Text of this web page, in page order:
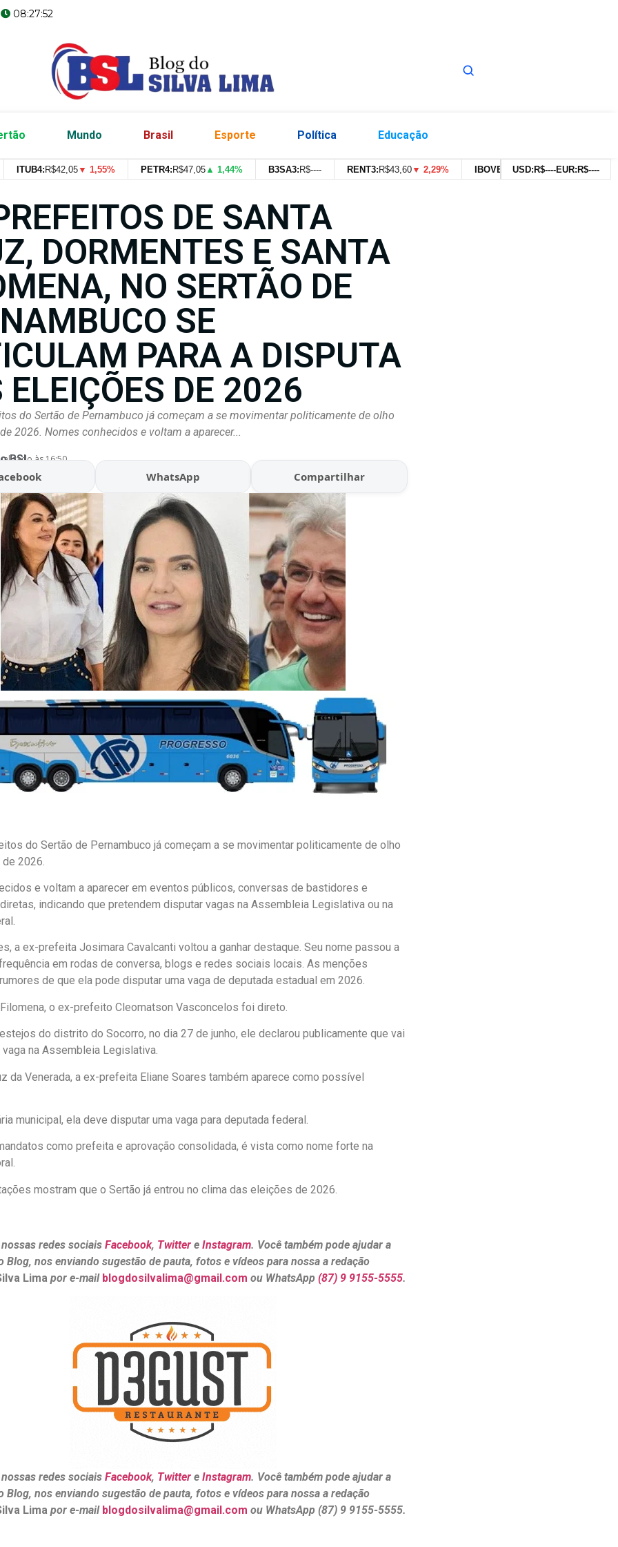
08:27:53
Mundo Brasil Esporte Política Educação
ITUB4:R$42,05▼ 1,55% PETR4:R$47,05▲ 1,44% B3SA3:R$---- RENT3:R$43,60▼ 2,29% IBOVESPA: 179.639,91pts▼ 0,43%
USD:R$----EUR:R$----
DE SANTA
DORMENTES E SANTA
NO SERTÃO DE
SE
PARA A DISPUTA
ELEIÇÕES DE 2026
do Sertão de Pernambuco já começam a se movimentar politicamente de olho
2026. Nomes conhecidos e voltam a aparecer...
BSL às 16:50
WhatsApp Compartilhar
do Sertão de Pernambuco já começam a se movimentar politicamente de olho
2026.
e voltam a aparecer em eventos públicos, conversas de bastidores e
indicando que pretendem disputar vagas na Assembleia Legislativa ou na
a ex-prefeita Josimara Cavalcanti voltou a ganhar destaque. Seu nome passou a
em rodas de conversa, blogs e redes sociais locais. As menções
de que ela pode disputar uma vaga de deputada estadual em 2026.
o ex-prefeito Cleomatson Vasconcelos foi direto.
do distrito do Socorro, no dia 27 de junho, ele declarou publicamente que vai
na Assembleia Legislativa.
da Venerada, a ex-prefeita Eliane Soares também aparece como possível
municipal, ela deve disputar uma vaga para deputada federal.
como prefeita e aprovação consolidada, é vista como nome forte na
mostram que o Sertão já entrou no clima das eleições de 2026.
redes sociais Facebook, Twittere Instagram. Você também pode ajudar a
Blog, nos enviando sugestão de pauta, fotos e vídeos para nossa a redação
Lima por e-mail blogdosilvalima@gmail.com ou WhatsApp (87) 9 9155-5555.
redes sociais Facebook, Twittere Instagram. Você também pode ajudar a
Blog, nos enviando sugestão de pauta, fotos e vídeos para nossa a redação
Lima por e-mail blogdosilvalima@gmail.com ou WhatsApp (87) 9 9155-5555.